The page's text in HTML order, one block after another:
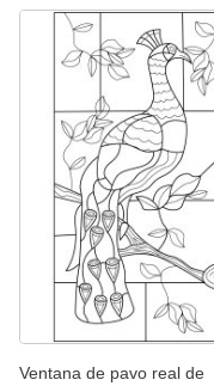
Ventana de pavo real de